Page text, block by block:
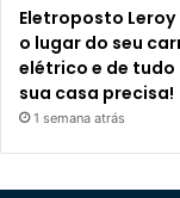
Eletroposto Leroy
o lugar do seu
elétrico e de tudo
sua casa precisa!
1 semana atrás